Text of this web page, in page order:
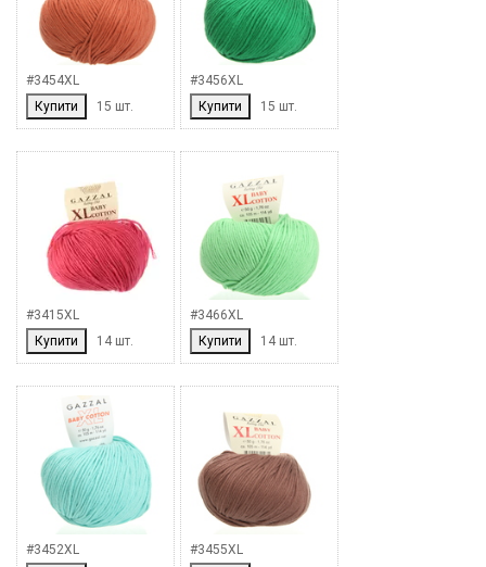
#3454XL
Купити
15 шт.
#3456XL
Купити
15 шт.
#3415XL
Купити
14 шт.
#3466XL
Купити
14 шт.
#3452XL
#3455XL